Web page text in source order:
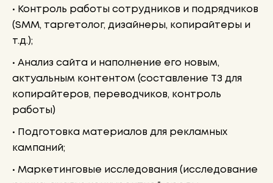
• Контроль работы сотрудников и подрядчиков
(SMM, таргетолог, дизайнеры, копирайтеры и
т.д.);
• Анализ сайта и наполнение его новым,
актуальным контентом (составление ТЗ для
копирайтеров, переводчиков, контроль
работы)
• Подготовка материалов для рекламных
кампаний;
• Маркетинговые исследования (исследование